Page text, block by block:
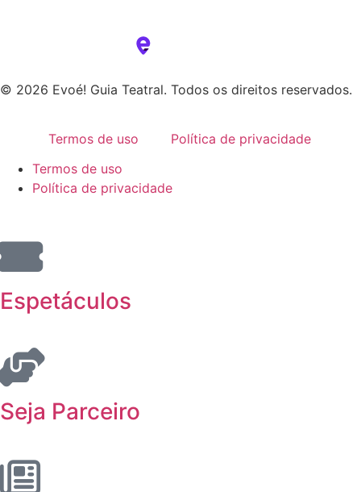
© 2026 Evoé! Guia Teatral. Todos os direitos reservados.
Termos de uso
Política de privacidade
Termos de uso
Política de privacidade
Espetáculos
Seja Parceiro